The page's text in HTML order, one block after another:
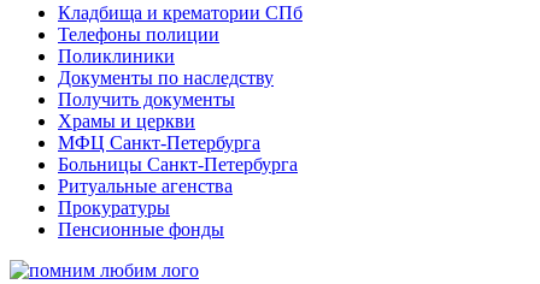
Кладбища и крематории СПб
Телефоны полиции
Поликлиники
Документы по наследству
Получить документы
Храмы и церкви
МФЦ Санкт-Петербурга
Больницы Санкт-Петербурга
Ритуальные агенства
Прокуратуры
Пенсионные фонды